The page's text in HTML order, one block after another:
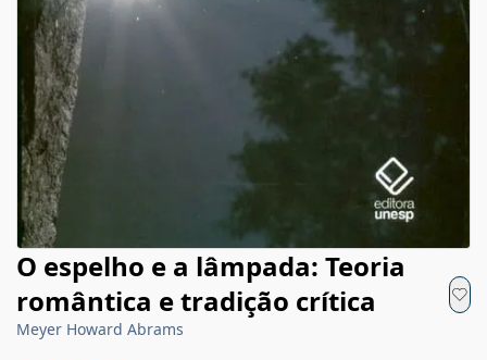
O espelho e a lâmpada: Teoria
romântica e tradição crítica
Meyer Howard Abrams